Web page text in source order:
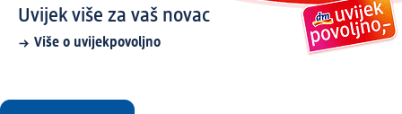
Uvijek više za vaš novac
Više o uvijekpovoljno